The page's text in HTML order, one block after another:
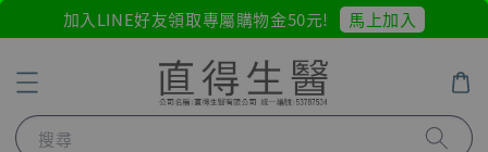
加入LINE好友領取專屬購物金50元! 馬上加入
搜尋